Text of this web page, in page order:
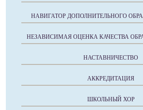
НАВИГАТОР ДОПОЛНИТЕЛЬНОГО
НЕЗАВИСИМАЯ ОЦЕНКА КАЧЕСТВА
НАСТАВНИЧЕСТВО
АККРЕДИТАЦИЯ
ШКОЛЬНЫЙ ХОР